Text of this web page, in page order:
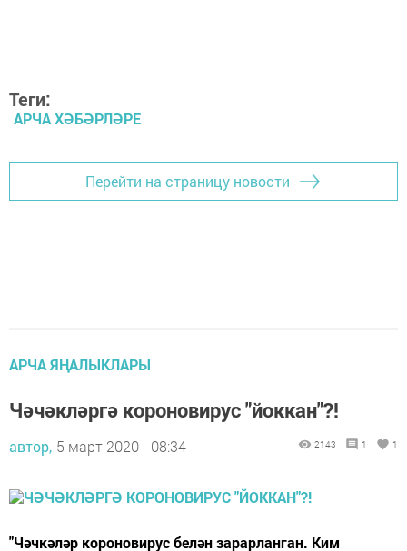
Теги:
АРЧА ХӘБӘРЛӘРЕ
Перейти на страницу новости
АРЧА ЯҢАЛЫКЛАРЫ
Чәчәкләргә короновирус "йоккан"?!
автор, 5 март 2020 - 08:34 2143 1 1
"Чәчкәләр короновирус белән зарарланган. Ким